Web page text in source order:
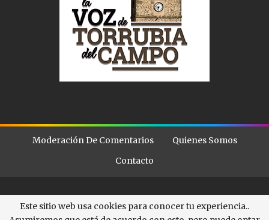
Moderación De Comentarios
Quienes Somos
Contacto
© - . All Rights Reserved. La Voz de Torubia
Este sitio web usa cookies para conocer tu experiencia..